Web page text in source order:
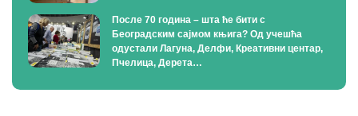
После 70 година – шта ће бити с
Београдским сајмом књига? Од учешћа
одустали Лагуна, Делфи, Креативни центар,
Пчелица, Дерета…